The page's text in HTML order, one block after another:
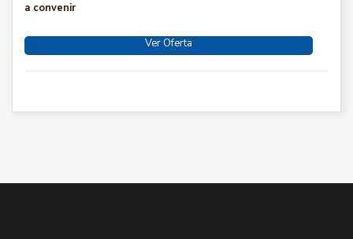
a convenir
Ver Oferta